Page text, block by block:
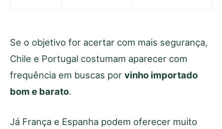
Se o objetivo for acertar com mais segurança,
Chile e Portugal costumam aparecer com
frequência em buscas por vinho importado
bom e barato.
Já França e Espanha podem oferecer muito